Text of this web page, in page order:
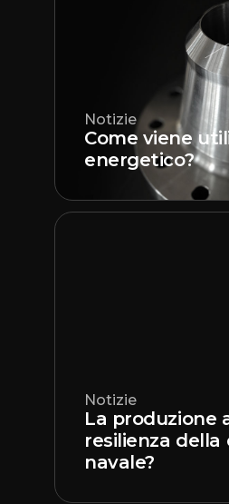
Notizie
Come viene
energetico?
Notizie
La produzione
resilienza
navale?